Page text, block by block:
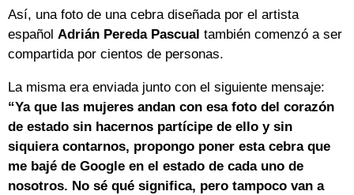
Así, una foto de una cebra diseñada por el artista
español Adrián Pereda Pascual también comenzó a ser
compartida por cientos de personas.
La misma era enviada junto con el siguiente mensaje:
“Ya que las mujeres andan con esa foto del corazón
de estado sin hacernos partícipe de ello y sin
siquiera contarnos, propongo poner esta cebra que
me bajé de Google en el estado de cada uno de
nosotros. No sé qué significa, pero tampoco van a